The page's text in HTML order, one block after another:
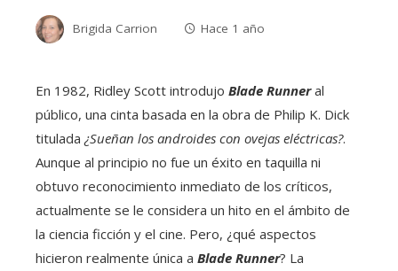
Brigida Carrion Hace 1 año
En 1982, Ridley Scott introdujo Blade Runneral
público, una cinta basada en la obra de Philip K. Dick
titulada ¿Sueñan los androides con ovejas eléctricas?.
Aunque al principio no fue un éxito en taquilla ni
obtuvo reconocimiento inmediato de los críticos,
actualmente se le considera un hito en el ámbito de
la ciencia ficción y el cine. Pero, ¿qué aspectos
hicieron realmente única a Blade Runner? La